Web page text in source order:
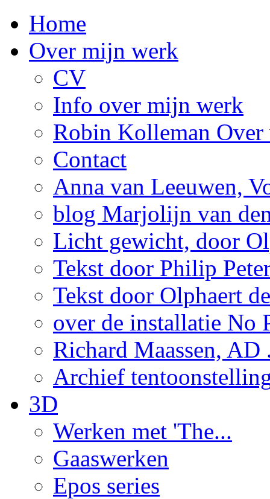
Home
Over mijn werk
CV
Info over mijn werk
Robin Kolleman
Contact
Anna van Leeuwen,
blog Marjolijn van
Licht gewicht, door
Tekst door Philip
Tekst door Olphaert
over de installatie No
Richard Maassen, AD
Archief
3D
Werken met 'The...
Gaaswerken
Epos series